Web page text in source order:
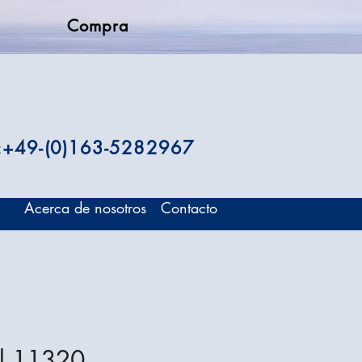
Compra
(0)163-5282967
Acerca de nosotros Contacto